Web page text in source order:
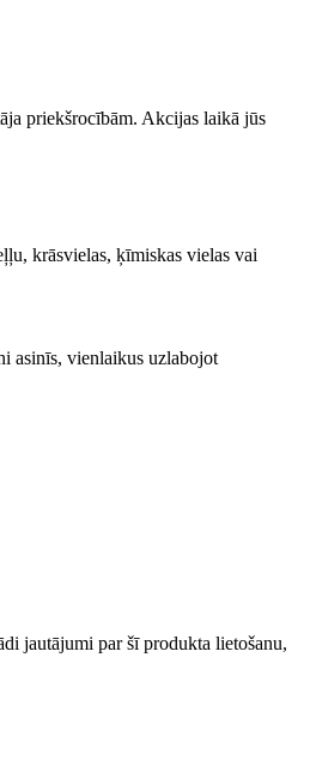
priekšrocībām. Akcijas laikā jūs
krāsvielas, ķīmiskas vielas vai
asinīs, vienlaikus uzlabojot
jautājumi par šī produkta lietošanu,